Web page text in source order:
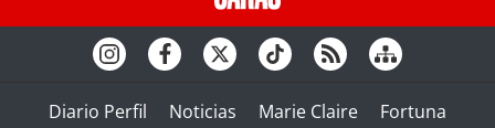
Diario Perfil Noticias Marie Claire
Fortuna